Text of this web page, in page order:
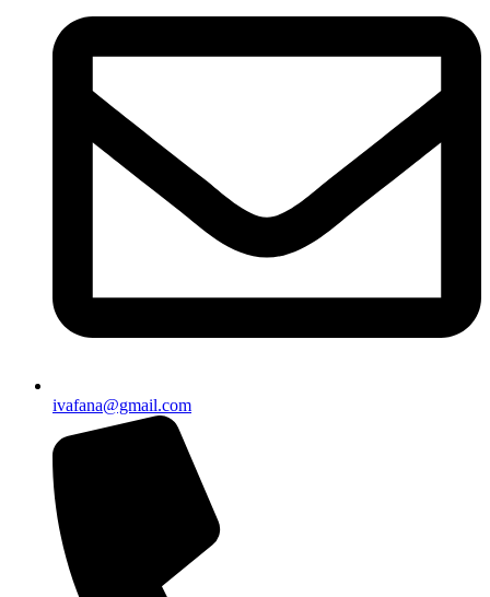
ivafana@gmail.com